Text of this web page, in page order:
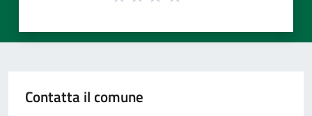
Contatta il comune